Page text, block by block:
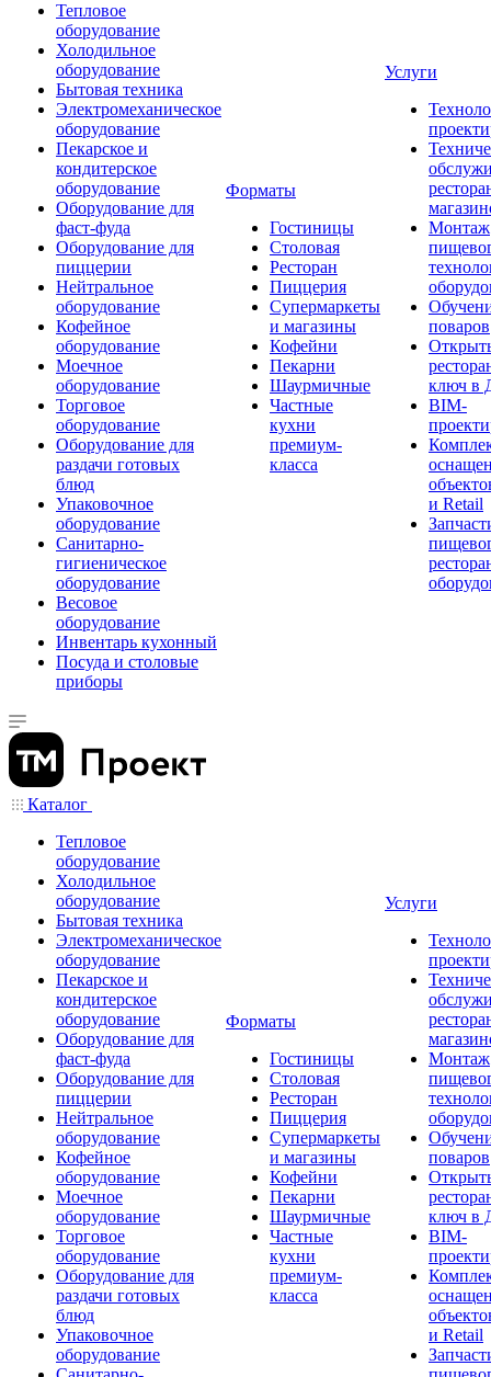
Тепловое
оборудование
Холодильное
оборудование
Бытовая техника
Электромеханическое
оборудование
Пекарское и
кондитерское
оборудование
Оборудование для
фаст-фуда
Оборудование для
пиццерии
Нейтральное
оборудование
Кофейное
оборудование
Моечное
оборудование
Торговое
оборудование
Оборудование для
раздачи готовых
блюд
Упаковочное
оборудование
Санитарно-
гигиеническое
оборудование
Весовое
оборудование
Инвентарь кухонный
Посуда и столовые
приборы
Форматы
Гостиницы
Столовая
Ресторан
Пиццерия
Супермаркеты
и магазины
Кофейни
Пекарни
Шаурмичные
Частные
кухни
премиум-
класса
Услуги
Монтаж
поваров
ключ в
BIM-
и Retail
Каталог
Тепловое
оборудование
Холодильное
оборудование
Бытовая техника
Электромеханическое
оборудование
Пекарское и
кондитерское
оборудование
Оборудование для
фаст-фуда
Оборудование для
пиццерии
Нейтральное
оборудование
Кофейное
оборудование
Моечное
оборудование
Торговое
оборудование
Оборудование для
раздачи готовых
блюд
Упаковочное
оборудование
Форматы
Гостиницы
Столовая
Ресторан
Пиццерия
Супермаркеты
и магазины
Кофейни
Пекарни
Шаурмичные
Частные
кухни
премиум-
класса
Услуги
Монтаж
поваров
ключ в
BIM-
и Retail